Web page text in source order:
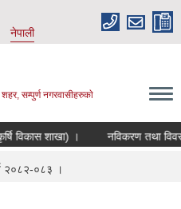
नेपाली
सम्पुर्ण नगरवासीहरुकाे
शाखा) । नविकरण तथा
२०८२-०८३ ।